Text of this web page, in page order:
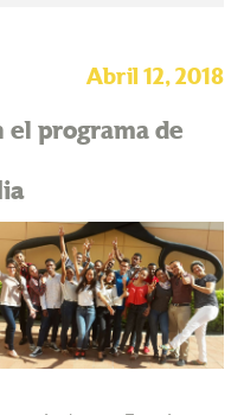
Abril 12, 2018
el programa de